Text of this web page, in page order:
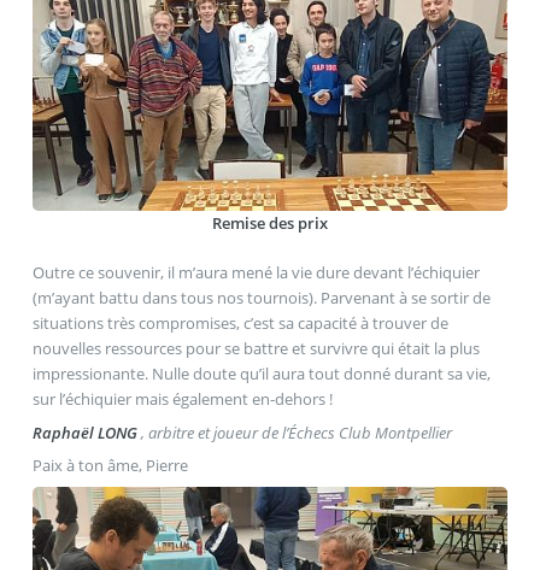
Remise des prix
Outre ce souvenir, il m’aura mené la vie dure devant l’échiquier
(m’ayant battu dans tous nos tournois). Parvenant à se sortir de
situations très compromises, c’est sa capacité à trouver de
nouvelles ressources pour se battre et survivre qui était la plus
impressionante. Nulle doute qu’il aura tout donné durant sa vie,
sur l’échiquier mais également en-dehors !
Raphaël LONG, arbitre et joueur de l’Échecs Club Montpellier
Paix à ton âme, Pierre